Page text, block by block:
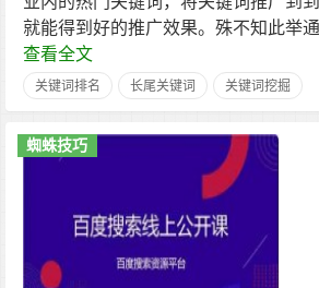
就能得到好的推广效果。殊不知此举
查看全文
关键词排名 长尾关键词 关键词挖掘
蜘蛛技巧